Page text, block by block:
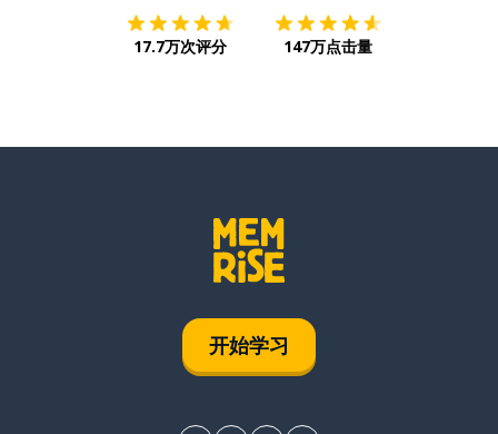
17.7万次评分 147万点击量
开始学习